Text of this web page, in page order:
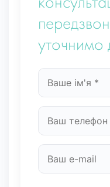
уточнимо